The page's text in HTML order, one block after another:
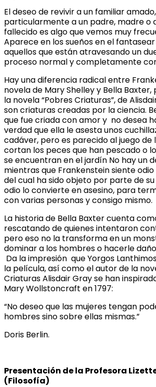
El deseo de revivir a un familiar amado,
particularmente a un padre, madre o
fallecido es algo que vemos muy
Aparece en los sueños en el
aquellos que están atravesando un
proceso normal y completamente
Hay una diferencia radical entre
novela de Mary Shelley y Bella
la novela “Pobres Criaturas”, de
son criaturas creadas por la ciencia.
que fue criada con amor y no desea
verdad que ella le asesta unos
cadáver, pero es parecido al juego de
cortan los peces que han pescado o
se encuentran en el jardín No hay un
mientras que Frankenstein siente
del cual ha sido objeto por parte de
odio lo convierte en asesino, para
con varias personas y consigo mismo.
La historia de Bella Baxter cuenta
rescatando de quienes intentaron
pero eso no la transforma en un
dominar a los hombres o hacerle
Da la impresión que Yorgos
la película, así como el autor de la
Criaturas Alisdair Gray se han
Mary Wollstoncraft en 1797:
“No deseo que las mujeres tengan
hombres sino sobre ellas mismas.”
Doris Berlin.
Presentación de la Profesora
(Filosofía)